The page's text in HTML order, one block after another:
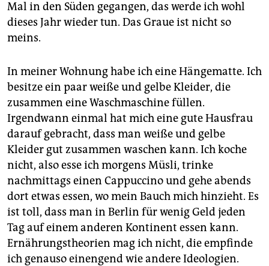
Mal in den Süden gegangen, das werde ich wohl
dieses Jahr wieder tun. Das Graue ist nicht so
meins.
In meiner Wohnung habe ich eine Hängematte. Ich
besitze ein paar weiße und gelbe Kleider, die
zusammen eine Waschmaschine füllen.
Irgendwann einmal hat mich eine gute Hausfrau
darauf gebracht, dass man weiße und gelbe
Kleider gut zusammen waschen kann. Ich koche
nicht, also esse ich morgens Müsli, trinke
nachmittags einen Cappuccino und gehe abends
dort etwas essen, wo mein Bauch mich hinzieht. Es
ist toll, dass man in Berlin für wenig Geld jeden
Tag auf einem anderen Kontinent essen kann.
Ernährungstheorien mag ich nicht, die empfinde
ich genauso einengend wie andere Ideologien.